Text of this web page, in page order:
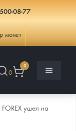
08-77
монет
0
0
FOREX ушел на